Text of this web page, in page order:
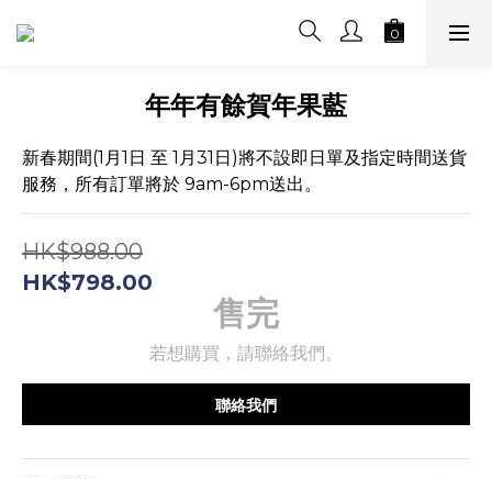
年年有餘賀年果藍
新春期間(1月1日 至 1月31日)將不設即日單及指定時間送貨
服務，所有訂單將於 9am-6pm送出。
HK$988.00
HK$798.00
售完
若想購買，請聯絡我們。
聯絡我們